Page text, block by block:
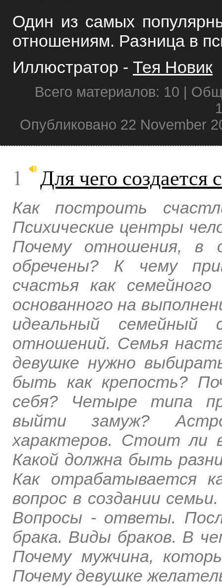
Один из самых
отношениям. Разница в
Иллюстратор - Тея Новик
Всего материалов: 10 |
Опубликовано 22 November
1 Для чего создается
Как построить
Психические центры
Почему отношения, в
обречены? К чему
счастья как
основанного на
идеальный семейный
отношений. Семья
девушке нужно
быть как крепость?
себя? Четыре типа
выйти замуж?
характеров. Стоит ли
Какой должна быть
Как отрабатывается
вопрос в создании
Вопросы - ответы.
брака. Виды браков. В
Почему мужчина,
Почему девушке